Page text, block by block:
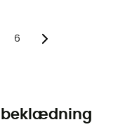
6
beklædning